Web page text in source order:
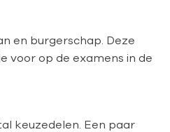
en burgerschap. Deze
voor op de examens in de
keuzedelen. Een paar